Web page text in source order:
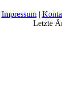
Impressum|
Letzte